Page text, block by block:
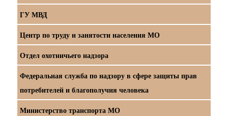
ГУ МВД
Центр по труду и занятости населения МО
Отдел охотничьего надзора
Федеральная служба по надзору в сфере защиты прав
потребителей и благополучия человека
Министерство транспорта МО